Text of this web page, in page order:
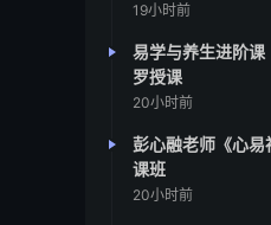
19小时前
易学与养生进阶
罗授课
20小时前
彭心融老师《心
课班
20小时前